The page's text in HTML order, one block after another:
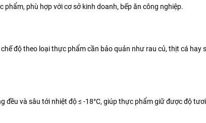
phù hợp với cơ sở kinh doanh, bếp ăn công nghiệp.
độ theo loại thực phẩm cần bảo quản như rau củ, thịt cá hay
và sâu tới nhiệt độ ≤ -18°C, giúp thực phẩm giữ được độ